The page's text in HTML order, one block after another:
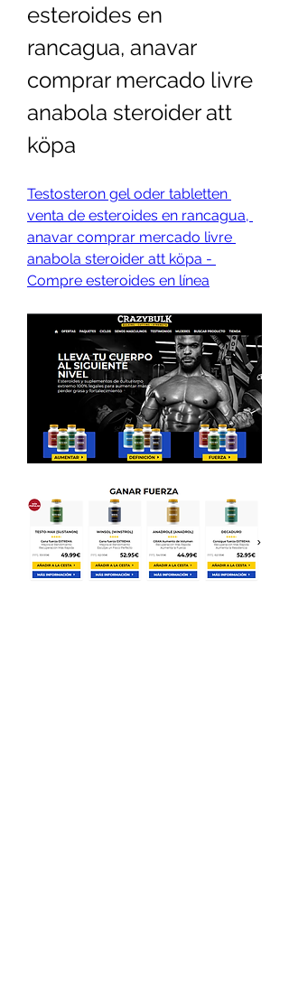
esteroides en
rancagua, anavar
comprar mercado livre
anabola steroider att
köpa
Testosteron gel oder tabletten
venta de esteroides en rancagua,
anavar comprar mercado livre
anabola steroider att köpa -
Compre esteroides en línea